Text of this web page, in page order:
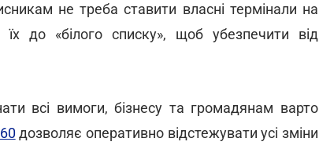
не треба ставити власні термінали на
до «білого списку», щоб убезпечити від
всі вимоги, бізнесу та громадянам варто
дозволяє оперативно відстежувати усі зміни